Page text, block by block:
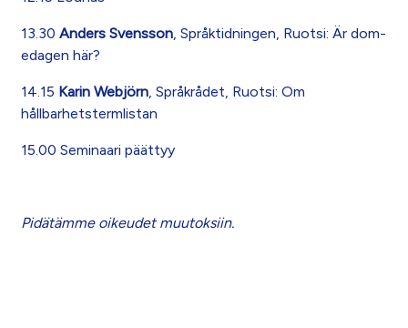
13.30 Anders Svensson, Språktidningen, Ruotsi: Är dom-
edagen här?
14.15 Karin Webjörn, Språkrådet, Ruotsi: Om
hållbarhetstermlistan
15.00 Seminaari päättyy
Pidätämme oikeudet muutoksiin.